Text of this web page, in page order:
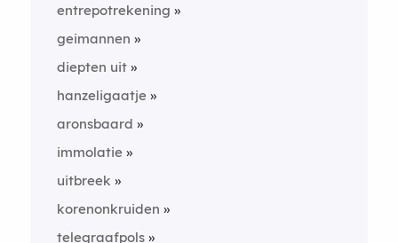
entrepotrekening
geimannen
diepten uit
hanzeligaatje
aronsbaard
immolatie
uitbreek
korenonkruiden
telegraafpols